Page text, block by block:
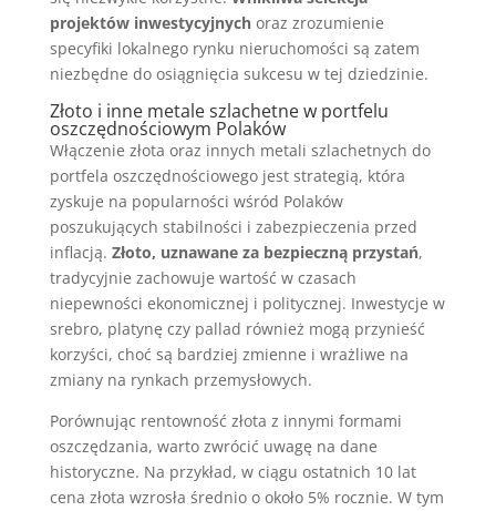
projektów inwestycyjnychoraz zrozumienie
specyfiki lokalnego rynku nieruchomości są zatem
niezbędne do osiągnięcia sukcesu w tej dziedzinie.
Złoto i inne metale szlachetne w portfelu
oszczędnościowym Polaków
Włączenie złota oraz innych metali szlachetnych do
portfela oszczędnościowego jest strategią, która
zyskuje na popularności wśród Polaków
poszukujących stabilności i zabezpieczenia przed
inflacją. Złoto, uznawane za bezpieczną przystań,
tradycyjnie zachowuje wartość w czasach
niepewności ekonomicznej i politycznej. Inwestycje w
srebro, platynę czy pallad również mogą przynieść
korzyści, choć są bardziej zmienne i wrażliwe na
zmiany na rynkach przemysłowych.
Porównując rentowność złota z innymi formami
oszczędzania, warto zwrócić uwagę na dane
historyczne. Na przykład, w ciągu ostatnich 10 lat
cena złota wzrosła średnio o około 5% rocznie. W tym